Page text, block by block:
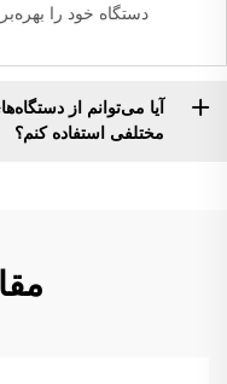
دستگاه خود را
آیا می‌توانم از
مختلفی استفاده کنم؟